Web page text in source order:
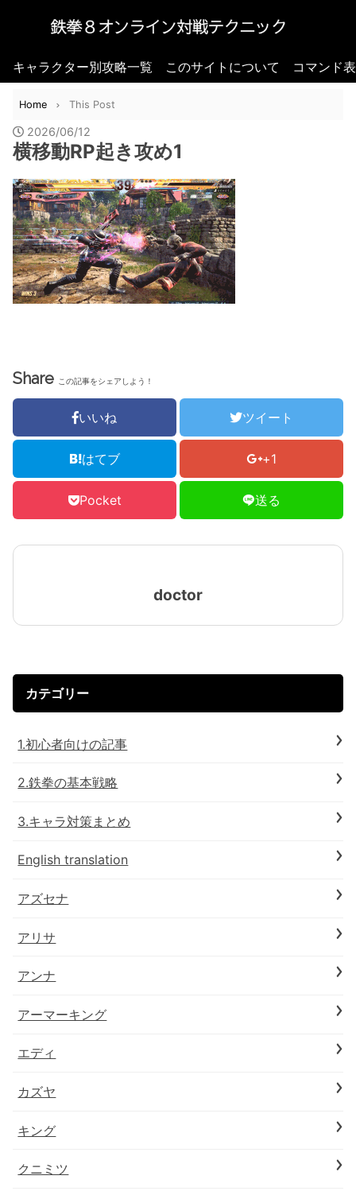
キャラクター別攻略一覧 このサイトについて コマンド
Home This Post
2026/06/12
横移動RP起き攻め1
Share この記事をシェアしよう！
いいね ツイート
はてブ +1
Pocket 送る
doctor
カテゴリー
1.初心者向けの記事
2.鉄拳の基本戦略
3.キャラ対策まとめ
English translation
アズセナ
アリサ
アンナ
アーマーキング
エディ
カズヤ
キング
クニミツ